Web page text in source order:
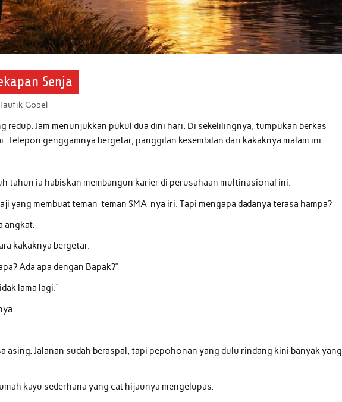
Senja
Gobel
redup. Jam menunjukkan pukul dua dini hari. Di sekelilingnya, tumpukan berkas
Telepon genggamnya bergetar, panggilan kesembilan dari kakaknya malam ini.
tahun ia habiskan membangun karier di perusahaan multinasional ini.
yang membuat teman-teman SMA-nya iri. Tapi mengapa dadanya terasa hampa?
angkat.
kakaknya bergetar.
Ada apa dengan Bapak?”
lama lagi.”
asing. Jalanan sudah beraspal, tapi pepohonan yang dulu rindang kini banyak yang
kayu sederhana yang cat hijaunya mengelupas.